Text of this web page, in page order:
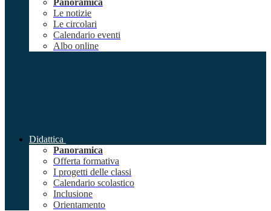
Panoramica
Le notizie
Le circolari
Calendario eventi
Albo online
Didattica
Panoramica
Offerta formativa
I progetti delle classi
Calendario scolastico
Inclusione
Orientamento